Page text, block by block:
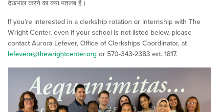
देखभाल करने का क्या मतलब है।
If you’re interested in a clerkship rotation or internship with The
Wright Center, even if your school is not listed below, please
contact Aurora Lefever, Office of Clerkships Coordinator, at
lefevera@thewrightcenter.org or 570-343-2383 ext. 1817.